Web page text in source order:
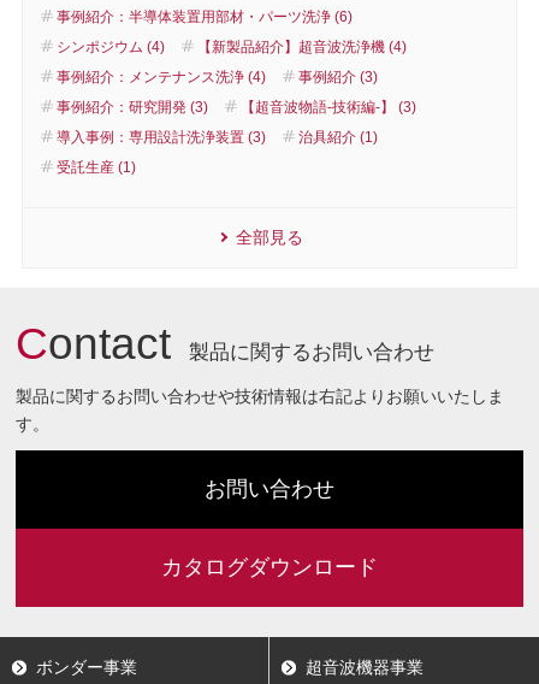
事例紹介：半導体装置用部材・パーツ洗浄 (6)
シンポジウム (4)
【新製品紹介】超音波洗浄機 (4)
事例紹介：メンテナンス洗浄 (4)
事例紹介 (3)
事例紹介：研究開発 (3)
【超音波物語-技術編-】 (3)
導入事例：専用設計洗浄装置 (3)
治具紹介 (1)
受託生産 (1)
全部見る
Contact 製品に関するお問い合わせ
製品に関するお問い合わせや技術情報は右記よりお願いいたしま
す。
お問い合わせ
カタログダウンロード
ボンダー事業 超音波機器事業